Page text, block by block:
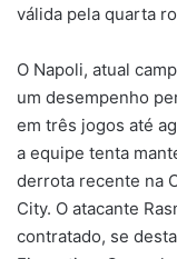
válida pela quarta
O Napoli, atual
um desempenho
em três jogos até
a equipe tenta
derrota recente na
City. O atacante
contratado, se